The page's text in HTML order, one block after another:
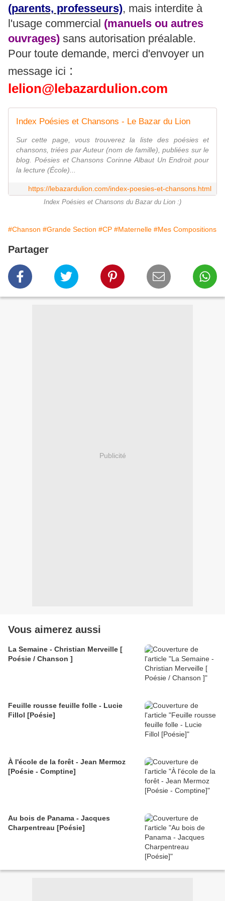
(parents, professeurs), mais interdite à
l'usage commercial (manuels ou autres
ouvrages) sans autorisation préalable.
Pour toute demande, merci d'envoyer un
message ici :
lelion@lebazardulion.com
Index Poésies et Chansons - Le Bazar du Lion
Sur cette page, vous trouverez la liste des poésies et
chansons, triées par Auteur (nom de famille), publiées sur le
blog. Poésies et Chansons Corinne Albaut Un Endroit pour
la lecture (École)...
https://lebazardulion.com/index-poesies-et-chansons.html
Index Poésies et Chansons du Bazar du Lion :)
#Chanson #Grande Section #CP #Maternelle #Mes Compositions
Partager
Publicité
Vous aimerez aussi
La Semaine - Christian Merveille [
Poésie / Chanson ]
Feuille rousse feuille folle - Lucie
Fillol [Poésie]
À l'école de la forêt - Jean Mermoz
[Poésie - Comptine]
Au bois de Panama - Jacques
Charpentreau [Poésie]